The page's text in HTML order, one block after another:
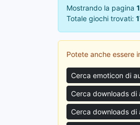
Mostrando la pagina 1
Totale giochi trovati:
Potete anche essere
Cerca emoticon di
Cerca downloads di
Cerca downloads di